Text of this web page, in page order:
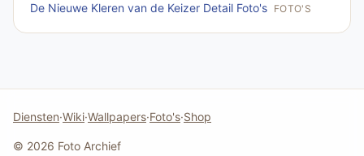
De Nieuwe Kleren van de Keizer Detail Foto's FOTO'S
Diensten·Wiki·Wallpapers·Foto's·Shop
© 2026 Foto Archief